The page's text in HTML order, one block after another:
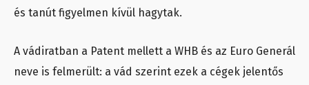
és tanút figyelmen kívül hagytak.
A vádiratban a Patent mellett a WHB és az Euro Generál
neve is felmerült: a vád szerint ezek a cégek jelentős